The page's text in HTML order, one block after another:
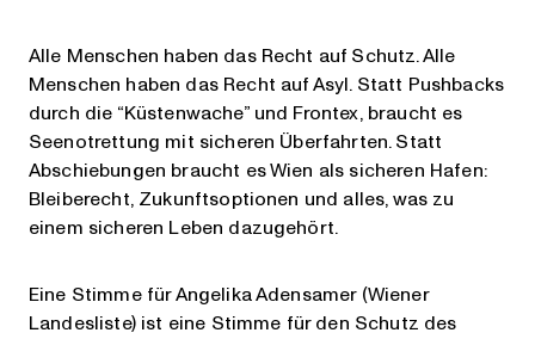
Alle Menschen haben das Recht auf Schutz. Alle
Menschen haben das Recht auf Asyl. Statt Pushbacks
durch die “Küstenwache” und Frontex, braucht es
Seenotrettung mit sicheren Überfahrten. Statt
Abschiebungen braucht es Wien als sicheren Hafen:
Bleiberecht, Zukunftsoptionen und alles, was zu
einem sicheren Leben dazugehört.
Eine Stimme für Angelika Adensamer (Wiener
Landesliste) ist eine Stimme für den Schutz des